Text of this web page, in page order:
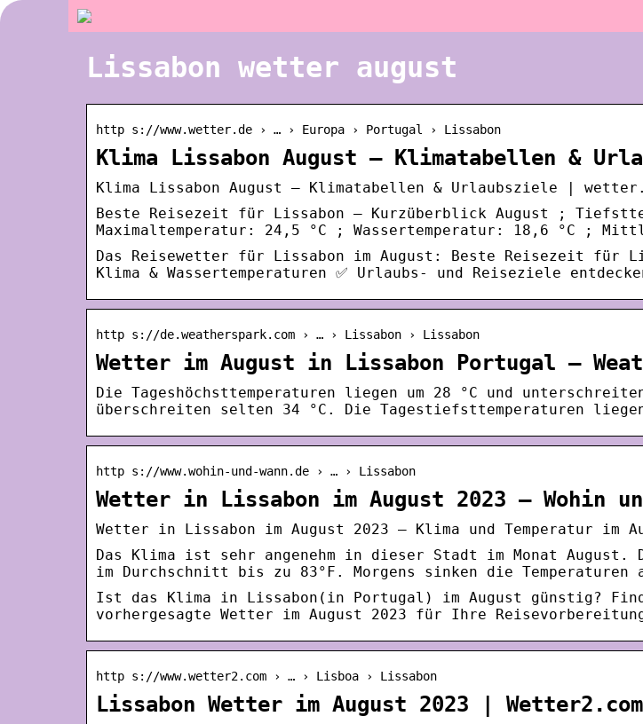
Lissabon wetter august
http s://www.wetter.de › … › Europa › Portugal › Lissabon
Klima Lissabon August – Klimatabellen &
Klima Lissabon August – Klimatabellen & Urlaubsziele |
Beste Reisezeit für Lissabon – Kurzüberblick August ;
Maximaltemperatur: 24,5 °C ; Wassertemperatur: 18,6 °C ;
Das Reisewetter für Lissabon im August: Beste Reisezeit für
Klima & Wassertemperaturen ✅ Urlaubs- und Reiseziele
http s://de.weatherspark.com › … › Lissabon › Lissabon
Wetter im August in Lissabon Portugal –
Die Tageshöchsttemperaturen liegen um 28 °C und
überschreiten selten 34 °C. Die Tagestiefsttemperaturen liegen
http s://www.wohin-und-wann.de › … › Lissabon
Wetter in Lissabon im August 2023 – Wohin
Wetter in Lissabon im August 2023 – Klima und Temperatur im
Das Klima ist sehr angenehm in dieser Stadt im Monat August.
im Durchschnitt bis zu 83°F. Morgens sinken die Temperaturen
Ist das Klima in Lissabon(in Portugal) im August günstig?
vorhergesagte Wetter im August 2023 für Ihre
http s://www.wetter2.com › … › Lisboa › Lissabon
Lissabon Wetter im August 2023 | Wetter2.com